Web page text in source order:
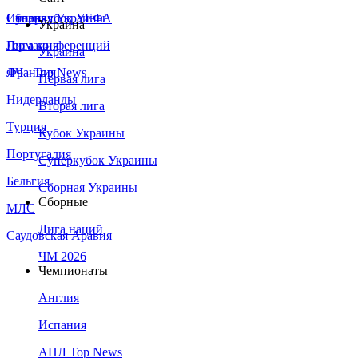
Сборная Украины
Италия
Германия
Франция
Нидерланды
Турция
Португалия
Бельгия
МЛС
Саудовская Аравия
Суперкубок УЕФА
Лига конференций
ЛЧ - Top News
Украина
Украина
Первая лига
Вторая лига
Кубок Украины
Суперкубок Украины
Сборная Украины
Сборные
Лига наций
ЧМ 2026
Чемпионаты
Англия
Испания
АПЛ Top News